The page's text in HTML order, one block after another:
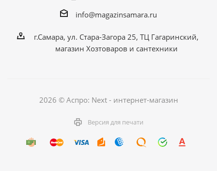
info@magazinsamara.ru
г.Самара, ул. Стара-Загора 25, ТЦ Гагаринский,
магазин Хозтоваров и сантехники
2026 © Аспро: Next - интернет-магазин
Версия для печати